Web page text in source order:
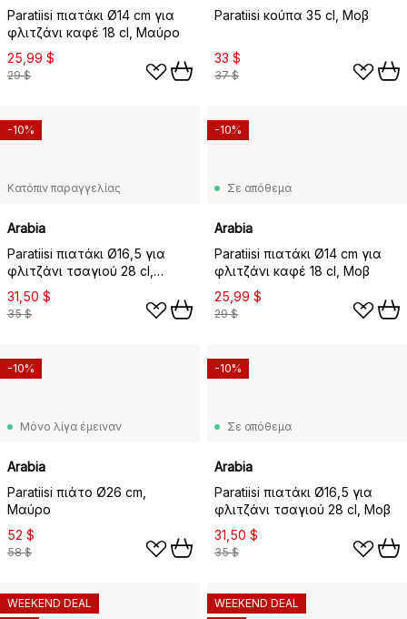
Paratiisi πιατάκι Ø14 cm για
φλιτζάνι καφέ 18 cl, Μαύρο
25,99 $
29 $
Paratiisi κούπα 35 cl, Μοβ
33 $
37 $
Κατόπιν παραγγελίας
Arabia
Paratiisi πιατάκι Ø16,5 για
φλιτζάνι τσαγιού 28 cl,
Μαύρο
31,50 $
35 $
-10%
Σε απόθεμα
Arabia
Paratiisi πιατάκι Ø14 cm για
φλιτζάνι καφέ 18 cl, Μοβ
25,99 $
29 $
-10%
Μόνο λίγα έμειναν
Arabia
Paratiisi πιάτο Ø26 cm,
Μαύρο
52 $
58 $
-10%
Σε απόθεμα
Arabia
Paratiisi πιατάκι Ø16,5 για
φλιτζάνι τσαγιού 28 cl, Μοβ
31,50 $
35 $
-10%
WEEKEND DEAL
WEEKEND DEAL